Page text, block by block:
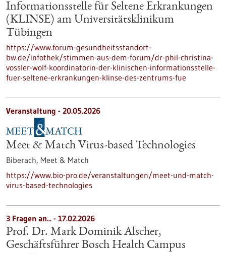
Informationsstelle für Seltene Erkrankungen
(KLINSE) am Universitätsklinikum
Tübingen
https://www.forum-gesundheitsstandort-
bw.de/infothek/stimmen-aus-dem-forum/dr-phil-christina-
vossler-wolf-koordinatorin-der-klinischen-informationsstelle-
fuer-seltene-erkrankungen-klinse-des-zentrums-fue
Veranstaltung - 20.05.2026
Meet & Match Virus-based Technologies
Biberach, Meet & Match
https://www.bio-pro.de/veranstaltungen/meet-und-match-
virus-based-technologies
3 Fragen an... - 17.02.2026
Prof. Dr. Mark Dominik Alscher,
Geschäftsführer Bosch Health Campus